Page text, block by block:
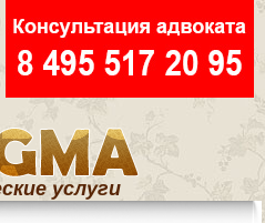
услуги